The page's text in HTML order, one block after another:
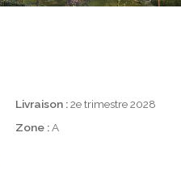
Livraison :2e trimestre 2028
Zone :A